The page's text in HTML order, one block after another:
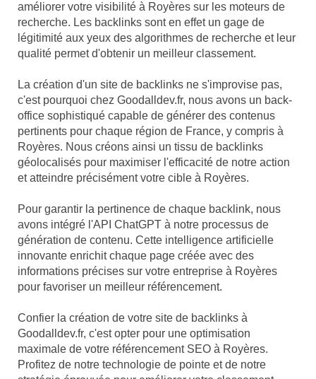
améliorer votre visibilité à Royères sur les moteurs de
recherche. Les backlinks sont en effet un gage de
légitimité aux yeux des algorithmes de recherche et leur
qualité permet d'obtenir un meilleur classement.
La création d'un site de backlinks ne s'improvise pas,
c'est pourquoi chez Goodalldev.fr, nous avons un back-
office sophistiqué capable de générer des contenus
pertinents pour chaque région de France, y compris à
Royères. Nous créons ainsi un tissu de backlinks
géolocalisés pour maximiser l'efficacité de notre action
et atteindre précisément votre cible à Royères.
Pour garantir la pertinence de chaque backlink, nous
avons intégré l'API ChatGPT à notre processus de
génération de contenu. Cette intelligence artificielle
innovante enrichit chaque page créée avec des
informations précises sur votre entreprise à Royères
pour favoriser un meilleur référencement.
Confier la création de votre site de backlinks à
Goodalldev.fr, c'est opter pour une optimisation
maximale de votre référencement SEO à Royères.
Profitez de notre technologie de pointe et de notre